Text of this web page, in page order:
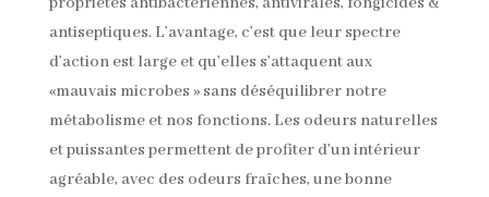
antiseptiques. L’avantage, c’est que leur spectre
d’action est large et qu’elles s’attaquent aux
«mauvais microbes » sans déséquilibrer notre
métabolisme et nos fonctions. Les odeurs naturelles
et puissantes permettent de profiter d’un intérieur
agréable, avec des odeurs fraîches, une bonne